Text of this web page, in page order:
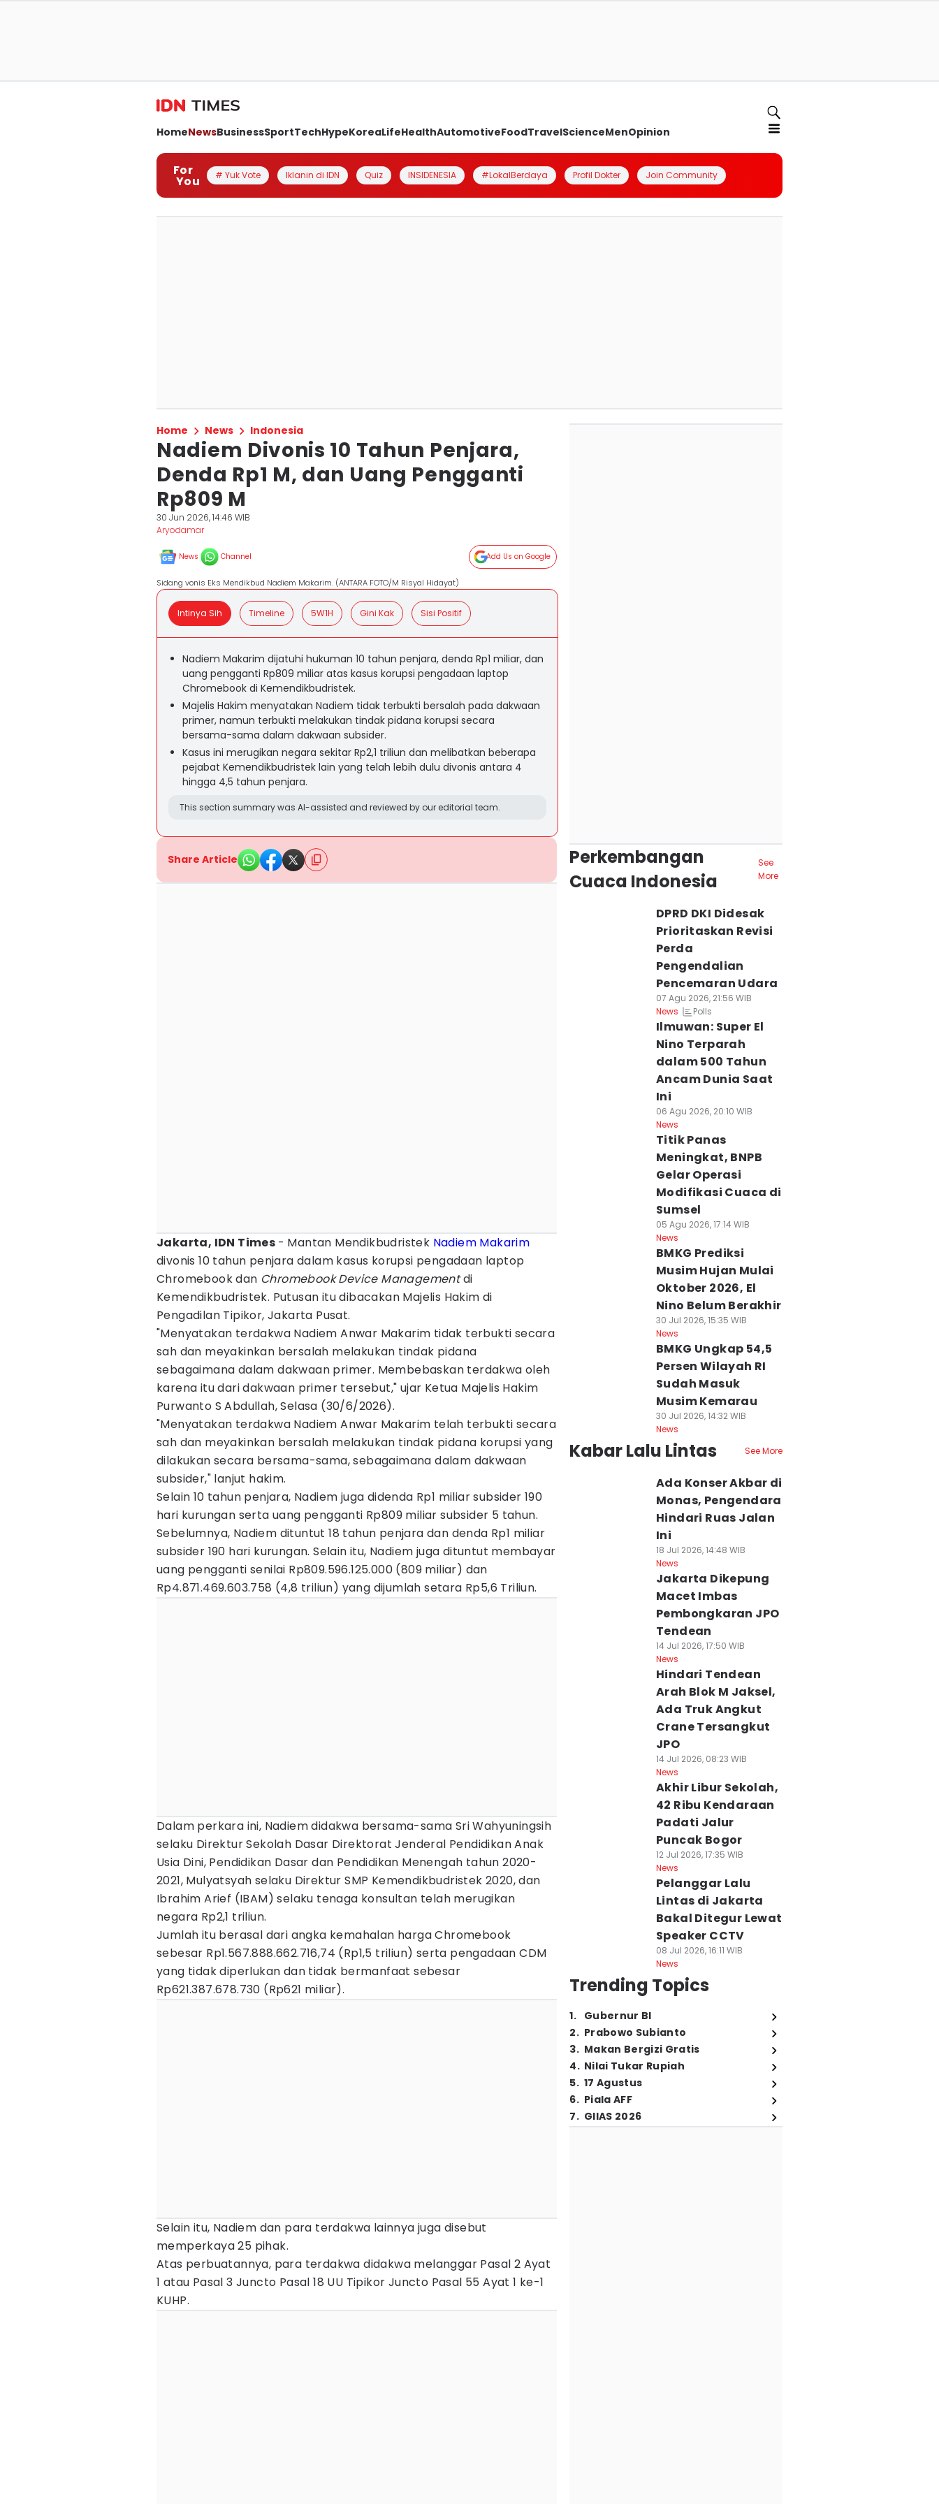
HomeNewsBusinessSportTechHypeKoreaLifeHealthAutomotiveFoodTravelScienceMenOpinion
For
You # Yuk Vote Iklanin di IDN Quiz INSIDENESIA #LokalBerdaya Profil Dokter Join Community
Home News Indonesia
Nadiem Divonis 10 Tahun Penjara,
Denda Rp1 M, dan Uang Pengganti
Rp809 M
30 Jun 2026, 14:46 WIB
Aryodamar
News Channel Add Us on Google
Sidang vonis Eks Mendikbud Nadiem Makarim. (ANTARA FOTO/M Risyal Hidayat)
Intinya Sih Timeline 5W1H Gini Kak Sisi Positif
Nadiem Makarim dijatuhi hukuman 10 tahun penjara, denda Rp1 miliar, dan
uang pengganti Rp809 miliar atas kasus korupsi pengadaan laptop
Chromebook di Kemendikbudristek.
Majelis Hakim menyatakan Nadiem tidak terbukti bersalah pada dakwaan
primer, namun terbukti melakukan tindak pidana korupsi secara
bersama-sama dalam dakwaan subsider.
Kasus ini merugikan negara sekitar Rp2,1 triliun dan melibatkan beberapa
pejabat Kemendikbudristek lain yang telah lebih dulu divonis antara 4
hingga 4,5 tahun penjara.
This section summary was AI-assisted and reviewed by our editorial team.
Share Article
Jakarta, IDN Times - Mantan Mendikbudristek Nadiem Makarim
divonis 10 tahun penjara dalam kasus korupsi pengadaan laptop
Chromebook dan Chromebook Device Managementdi
Kemendikbudristek. Putusan itu dibacakan Majelis Hakim di
Pengadilan Tipikor, Jakarta Pusat.
"Menyatakan terdakwa Nadiem Anwar Makarim tidak terbukti secara
sah dan meyakinkan bersalah melakukan tindak pidana
sebagaimana dalam dakwaan primer. Membebaskan terdakwa oleh
karena itu dari dakwaan primer tersebut," ujar Ketua Majelis Hakim
Purwanto S Abdullah, Selasa (30/6/2026).
"Menyatakan terdakwa Nadiem Anwar Makarim telah terbukti secara
sah dan meyakinkan bersalah melakukan tindak pidana korupsi yang
dilakukan secara bersama-sama, sebagaimana dalam dakwaan
subsider," lanjut hakim.
Selain 10 tahun penjara, Nadiem juga didenda Rp1 miliar subsider 190
hari kurungan serta uang pengganti Rp809 miliar subsider 5 tahun.
Sebelumnya, Nadiem dituntut 18 tahun penjara dan denda Rp1 miliar
subsider 190 hari kurungan. Selain itu, Nadiem juga dituntut membayar
uang pengganti senilai Rp809.596.125.000 (809 miliar) dan
Rp4.871.469.603.758 (4,8 triliun) yang dijumlah setara Rp5,6 Triliun.
Dalam perkara ini, Nadiem didakwa bersama-sama Sri Wahyuningsih
selaku Direktur Sekolah Dasar Direktorat Jenderal Pendidikan Anak
Usia Dini, Pendidikan Dasar dan Pendidikan Menengah tahun 2020-
2021, Mulyatsyah selaku Direktur SMP Kemendikbudristek 2020, dan
Ibrahim Arief (IBAM) selaku tenaga konsultan telah merugikan
negara Rp2,1 triliun.
Jumlah itu berasal dari angka kemahalan harga Chromebook
sebesar Rp1.567.888.662.716,74 (Rp1,5 triliun) serta pengadaan CDM
yang tidak diperlukan dan tidak bermanfaat sebesar
Rp621.387.678.730 (Rp621 miliar).
Selain itu, Nadiem dan para terdakwa lainnya juga disebut
memperkaya 25 pihak.
Atas perbuatannya, para terdakwa didakwa melanggar Pasal 2 Ayat
1 atau Pasal 3 Juncto Pasal 18 UU Tipikor Juncto Pasal 55 Ayat 1 ke-1
KUHP.
Perkembangan
Cuaca Indonesia
See
More
DPRD DKI Didesak
Prioritaskan Revisi
Perda
Pengendalian
Pencemaran Udara
07 Agu 2026, 21:56 WIB
News
Polls
Ilmuwan: Super El
Nino Terparah
dalam 500 Tahun
Ancam Dunia Saat
Ini
06 Agu 2026, 20:10 WIB
News
Titik Panas
Meningkat, BNPB
Gelar Operasi
Modifikasi Cuaca di
Sumsel
05 Agu 2026, 17:14 WIB
News
BMKG Prediksi
Musim Hujan Mulai
Oktober 2026, El
Nino Belum Berakhir
30 Jul 2026, 15:35 WIB
News
BMKG Ungkap 54,5
Persen Wilayah RI
Sudah Masuk
Musim Kemarau
30 Jul 2026, 14:32 WIB
News
Kabar Lalu Lintas See More
Ada Konser Akbar di
Monas, Pengendara
Hindari Ruas Jalan
Ini
18 Jul 2026, 14:48 WIB
News
Jakarta Dikepung
Macet Imbas
Pembongkaran JPO
Tendean
14 Jul 2026, 17:50 WIB
News
Hindari Tendean
Arah Blok M Jaksel,
Ada Truk Angkut
Crane Tersangkut
JPO
14 Jul 2026, 08:23 WIB
News
Akhir Libur Sekolah,
42 Ribu Kendaraan
Padati Jalur
Puncak Bogor
12 Jul 2026, 17:35 WIB
News
Pelanggar Lalu
Lintas di Jakarta
Bakal Ditegur Lewat
Speaker CCTV
08 Jul 2026, 16:11 WIB
News
Trending Topics
1. Gubernur BI
2. Prabowo Subianto
3. Makan Bergizi Gratis
4. Nilai Tukar Rupiah
5. 17 Agustus
6. Piala AFF
7. GIIAS 2026